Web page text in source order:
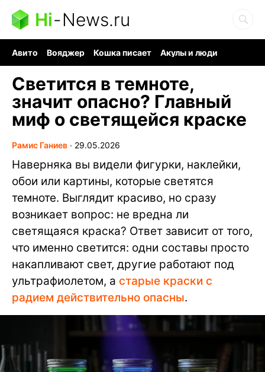
Hi-News.ru
Авито Вояджер Кошка писает
Акулы и люди
Светится в темноте,
значит опасно? Главный
миф о светящейся краске
Рамис Ганиев ∙ 29.05.2026
Наверняка вы видели фигурки, наклейки,
обои или картины, которые светятся
темноте. Выглядит красиво, но сразу
возникает вопрос: не вредна ли
светящаяся краска? Ответ зависит от того,
что именно светится: одни составы просто
накапливают свет, другие работают под
ультрафиолетом, а старые краски с
радием действительно опасны.